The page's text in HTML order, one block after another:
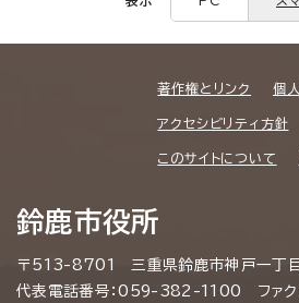
著作権とリンク 個
アクセシビリティ方針
このサイトについて
鈴鹿市役所
〒513-8701 三重県鈴鹿市神戸一丁
代表電話番号：059-382-1100 ファ